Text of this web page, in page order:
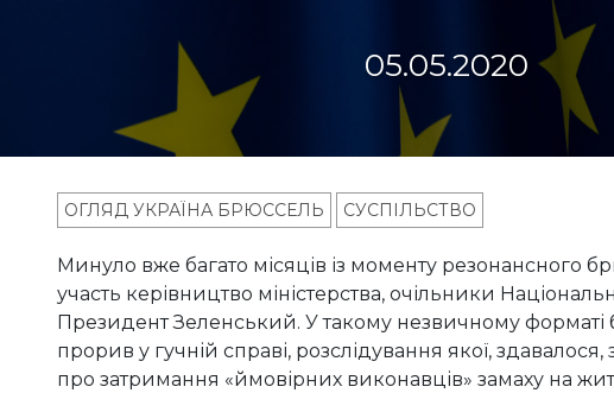
05.05.2020
ОГЛЯД УКРАЇНА БРЮССЕЛЬ СУСПІЛЬСТВО
Минуло вже багато місяців із моменту резонансного
участь керівництво міністерства, очільники
Президент Зеленський. У такому незвичному форматі
прорив у гучній справі, розслідування якої,
про затримання «ймовірних виконавців» замаху на